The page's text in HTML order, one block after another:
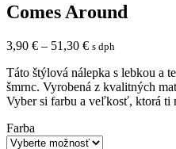
Comes Around
3,90 € – 51,30 € s dph
Táto štýlová nálepka s lebkou a
šmrnc. Vyrobená z kvalitných
Vyber si farbu a veľkosť, ktorá ti
Farba